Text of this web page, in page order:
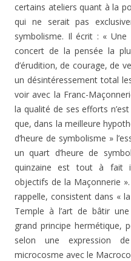
certains ateliers quant à la
qui ne serait pas
symbolisme. Il écrit : « Une
concert de la pensée la
d’érudition, de courage, de
un désintéressement total
voir avec la Franc-
la qualité de ses efforts
que, dans la meilleure
d’heure de symbolisme »
un quart d’heure de
quinzaine est tout à fait
objectifs de la Maçon­nerie
rappelle, consis­tent dans «
Temple à l’art de bâtir
grand principe hermétique,
selon une expression
microcosme avec le